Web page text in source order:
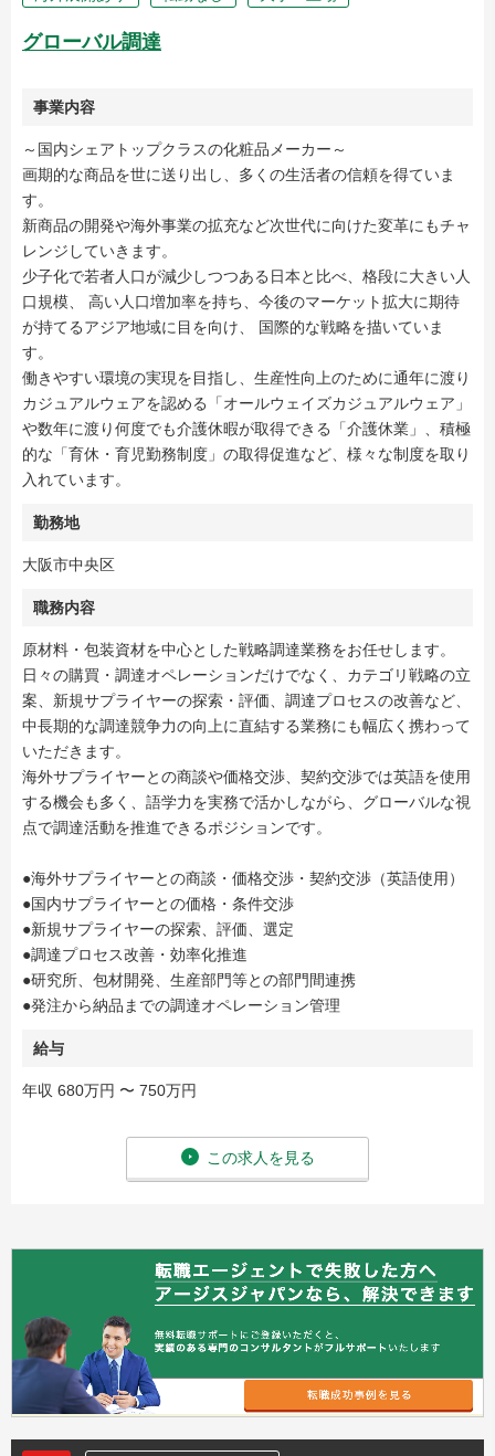
グローバル調達
事業内容
～国内シェアトップクラスの化粧品メーカー～
画期的な商品を世に送り出し、多くの生活者の信頼を得ていま
す。
新商品の開発や海外事業の拡充など次世代に向けた変革にもチャ
レンジしていきます。
少子化で若者人口が減少しつつある日本と比べ、格段に大きい人
口規模、 高い人口増加率を持ち、今後のマーケット拡大に期待
が持てるアジア地域に目を向け、 国際的な戦略を描いていま
す。
働きやすい環境の実現を目指し、生産性向上のために通年に渡り
カジュアルウェアを認める「オールウェイズカジュアルウェア」
や数年に渡り何度でも介護休暇が取得できる「介護休業」、積極
的な「育休・育児勤務制度」の取得促進など、様々な制度を取り
入れています。
勤務地
大阪市中央区
職務内容
原材料・包装資材を中心とした戦略調達業務をお任せします。
日々の購買・調達オペレーションだけでなく、カテゴリ戦略の立
案、新規サプライヤーの探索・評価、調達プロセスの改善など、
中長期的な調達競争力の向上に直結する業務にも幅広く携わって
いただきます。
海外サプライヤーとの商談や価格交渉、契約交渉では英語を使用
する機会も多く、語学力を実務で活かしながら、グローバルな視
点で調達活動を推進できるポジションです。
●海外サプライヤーとの商談・価格交渉・契約交渉（英語使用）
●国内サプライヤーとの価格・条件交渉
●新規サプライヤーの探索、評価、選定
●調達プロセス改善・効率化推進
●研究所、包材開発、生産部門等との部門間連携
●発注から納品までの調達オペレーション管理
給与
年収 680万円 〜 750万円
この求人を見る